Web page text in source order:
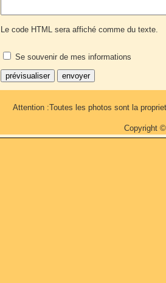
Le code HTML sera affiché comme du texte.
Se souvenir de mes informations
Attention :Toutes les photos sont la
Copyright